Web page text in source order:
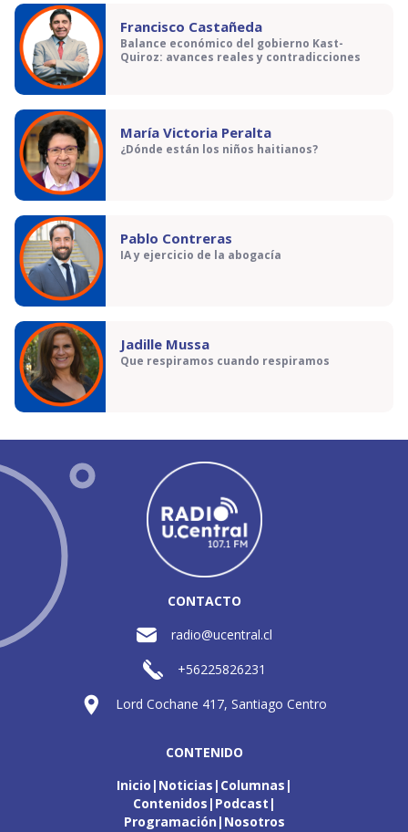
Francisco Castañeda
Balance económico del gobierno Kast-
Quiroz: avances reales y contradicciones
María Victoria Peralta
¿Dónde están los niños haitianos?
Pablo Contreras
IA y ejercicio de la abogacía
Jadille Mussa
Que respiramos cuando respiramos
CONTACTO
radio@ucentral.cl
+56225826231
Lord Cochane 417, Santiago Centro
CONTENIDO
Inicio Noticias Columnas
Contenidos Podcast
Programación Nosotros